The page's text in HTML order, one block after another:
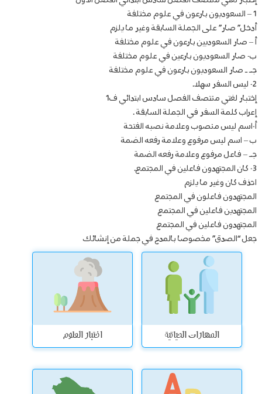
1 – السعوديون بارعون في علوم مختلفة
أدخل” صار” على الجملة السابقة وغير ما يلزم
أ – صار السعوديين بارعون في علوم مختلفة
ب- صار السعوديون بارعين في علوم مختلفة
جـ ـ صار السعوديون بارعون في علوم مختلفة
2- ليس السفر سهلا.
إختبار لغتي منتصف الفصل سادس ابتدائي ف1
إعراب كلمة السفر في الجملة السابقة .
أ-اسم ليس منصوب وعلامة نصبه الفتحة
ب – اسم ليس مرفوع وعلامة رفعه الضمة
جـ – فاعل مرفوع وعلامة رفعه الضمة
3- كان المجتهدون فاعلين في المجتمع.
احذف كان وغير ما يلزم
المجتهدون فاعلون في المجتمع
المجتهدين فاعلين في المجتمع
المجتهدون فاعلين في المجتمع
جعل “الصدق” مخصوصا بالمدح في جملة من إنشائك
المهارات الحياتية اختبار العلوم